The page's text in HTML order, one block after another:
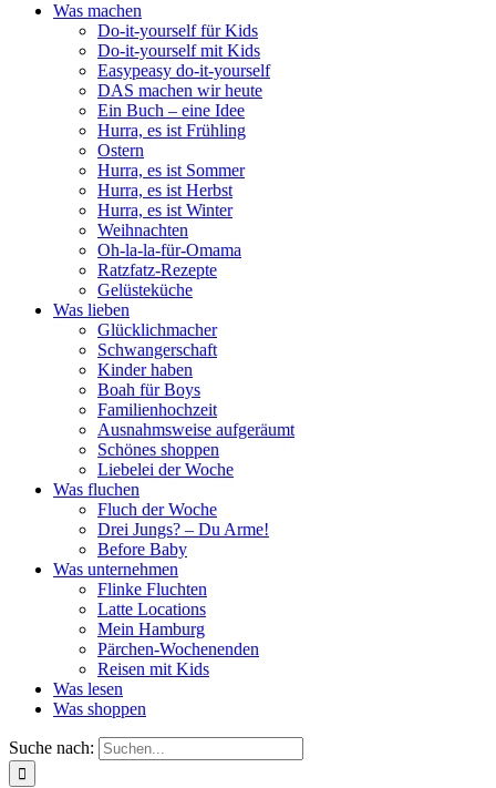
Was machen
Do-it-yourself für Kids
Do-it-yourself mit Kids
Easypeasy do-it-yourself
DAS machen wir heute
Ein Buch – eine Idee
Hurra, es ist Frühling
Ostern
Hurra, es ist Sommer
Hurra, es ist Herbst
Hurra, es ist Winter
Weihnachten
Oh-la-la-für-Omama
Ratzfatz-Rezepte
Gelüsteküche
Was lieben
Glücklichmacher
Schwangerschaft
Kinder haben
Boah für Boys
Familienhochzeit
Ausnahmsweise aufgeräumt
Schönes shoppen
Liebelei der Woche
Was fluchen
Fluch der Woche
Drei Jungs? – Du Arme!
Before Baby
Was unternehmen
Flinke Fluchten
Latte Locations
Mein Hamburg
Pärchen-Wochenenden
Reisen mit Kids
Was lesen
Was shoppen
Suche nach: